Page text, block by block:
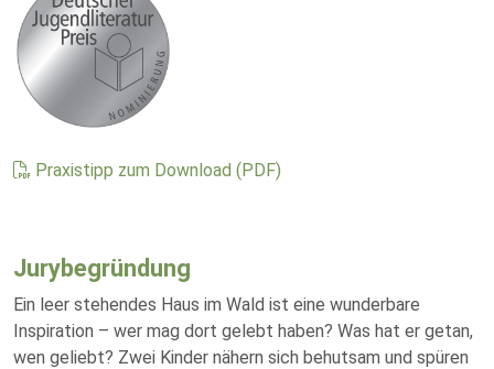
Praxistipp zum Download (PDF)
Jurybegründung
Ein leer stehendes Haus im Wald ist eine wunderbare
Inspiration – wer mag dort gelebt haben? Was hat er getan,
wen geliebt? Zwei Kinder nähern sich behutsam und spüren